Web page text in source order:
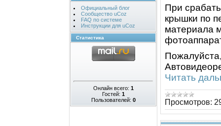
Официальный блог
Сообщество uCoz
FAQ по системе
Инструкции для uCoz
Статистика
Онлайн всего: 1
Гостей: 1
Пользователей: 0
При
крышки по
материала
Читать
Просмотров: